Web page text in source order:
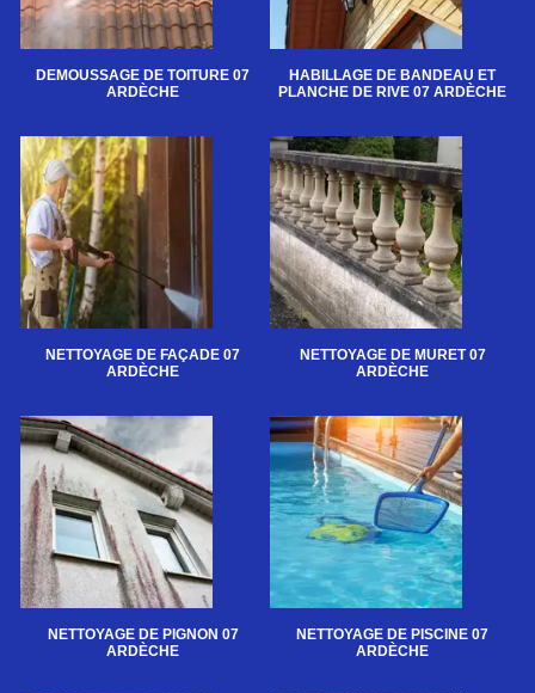
DEMOUSSAGE DE TOITURE 07
ARDÈCHE
HABILLAGE DE BANDEAU ET
PLANCHE DE RIVE 07 ARDÈCHE
NETTOYAGE DE FAÇADE 07
ARDÈCHE
NETTOYAGE DE MURET 07
ARDÈCHE
NETTOYAGE DE PIGNON 07
ARDÈCHE
NETTOYAGE DE PISCINE 07
ARDÈCHE